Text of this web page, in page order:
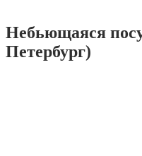
Небьющаяся
Петербург)